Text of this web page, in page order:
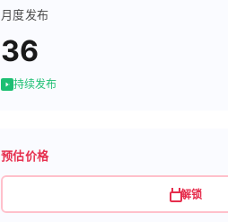
月度发布
36
持续发布
预估价格
解锁